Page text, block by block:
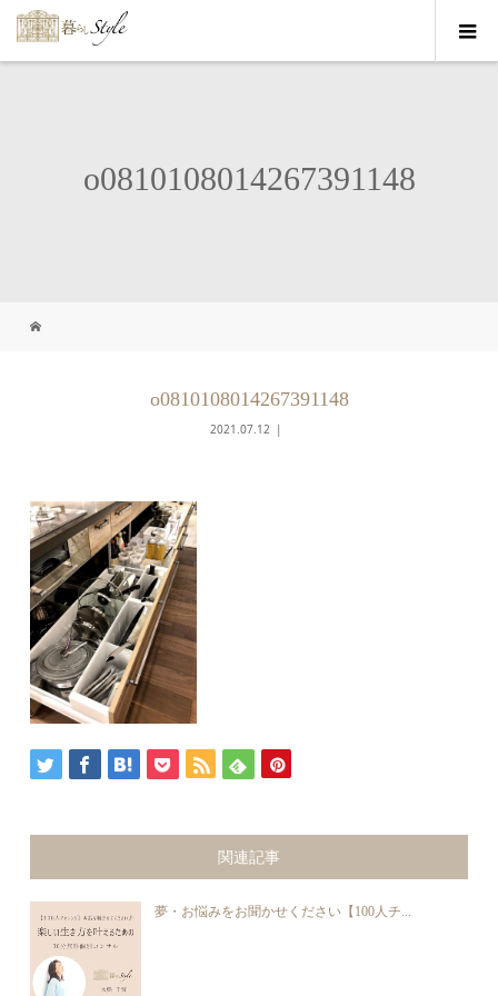
o0810108014267391148
o0810108014267391148
2021.07.12
関連記事
夢・お悩みをお聞かせください【100人チ...